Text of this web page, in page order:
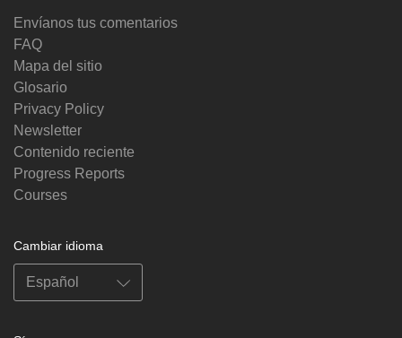
Envíanos tus comentarios
FAQ
Mapa del sitio
Glosario
Privacy Policy
Newsletter
Contenido reciente
Progress Reports
Courses
Cambiar idioma